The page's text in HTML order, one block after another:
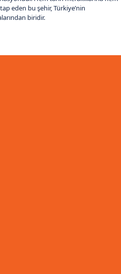
eden bu şehir, Türkiye’nin
biridir.